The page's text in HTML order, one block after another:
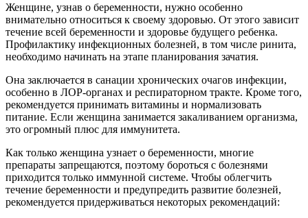
Женщине, узнав о беременности, нужно особенно
внимательно относиться к своему здоровью. От этого зависит
течение всей беременности и здоровье будущего ребенка.
Профилактику инфекционных болезней, в том числе ринита,
необходимо начинать на этапе планирования зачатия.
Она заключается в санации хронических очагов инфекции,
особенно в ЛОР-органах и респираторном тракте. Кроме того,
рекомендуется принимать витамины и нормализовать
питание. Если женщина занимается закаливанием организма,
это огромный плюс для иммунитета.
Как только женщина узнает о беременности, многие
препараты запрещаются, поэтому бороться с болезнями
приходится только иммунной системе. Чтобы облегчить
течение беременности и предупредить развитие болезней,
рекомендуется придерживаться некоторых рекомендаций: